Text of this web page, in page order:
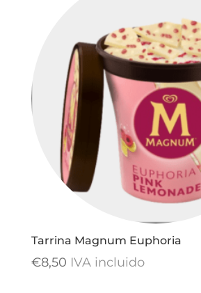
Tarrina Magnum Euphoria
€8,50 IVA incluido